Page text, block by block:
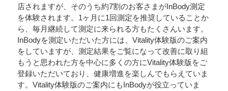
店されますが、そのうち約7割のお客さまがInBody測定
を体験されます。1ヶ月に1回測定を推奨していることか
ら、毎月継続して測定に来られる方もたくさんいます。
InBodyを測定いただいた方には、Vitality体験版のご案内
をしていますが、測定結果をご覧になって改善に取り組
もうと思われた方を中心に多くの方にVitality体験版をご
登録いただいており、健康増進を楽しんでもらえていま
す。Vitality体験版のご案内にもInBodyが役立っていま